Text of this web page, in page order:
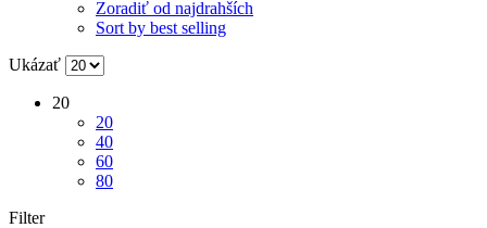
Zoradiť od najdrahších
Sort by best selling
Ukázať
20
20
40
60
80
Filter